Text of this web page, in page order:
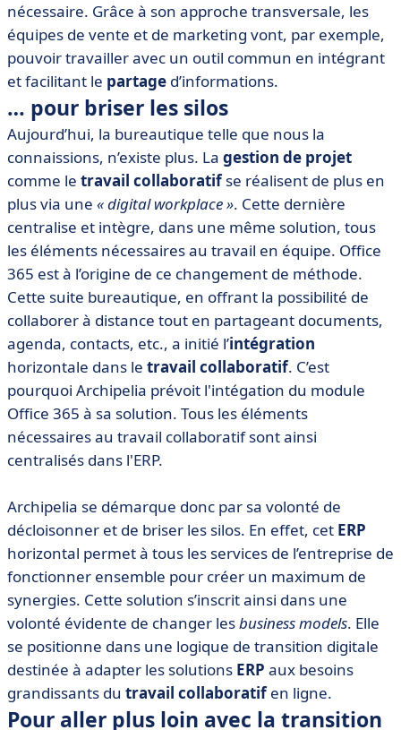
nécessaire. Grâce à son approche transversale, les
équipes de vente et de marketing vont, par exemple,
pouvoir travailler avec un outil commun en intégrant
et facilitant le partage d’informations.
… pour briser les silos
Aujourd’hui, la bureautique telle que nous la
connaissions, n’existe plus. La gestion de projet
comme le travail collaboratifse réalisent de plus en
plus via une « digital workplace ». Cette dernière
centralise et intègre, dans une même solution, tous
les éléments nécessaires au travail en équipe. Office
365 est à l’origine de ce changement de méthode.
Cette suite bureautique, en offrant la possibilité de
collaborer à distance tout en partageant documents,
agenda, contacts, etc., a initié l’intégration
horizontale dans le travail collaboratif. C’est
pourquoi Archipelia prévoit l'intégation du module
Office 365 à sa solution. Tous les éléments
nécessaires au travail collaboratif sont ainsi
centralisés dans l'ERP.
Archipelia se démarque donc par sa volonté de
décloisonner et de briser les silos. En effet, cet ERP
horizontal permet à tous les services de l’entreprise de
fonctionner ensemble pour créer un maximum de
synergies. Cette solution s’inscrit ainsi dans une
volonté évidente de changer lesbusiness models. Elle
se positionne dans une logique de transition digitale
destinée à adapter les solutions ERP aux besoins
grandissants du travail collaboratifen ligne.
Pour aller plus loin avec la transition